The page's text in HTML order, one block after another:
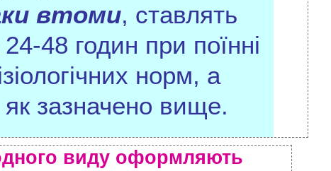
втоми, ставлять
24-48 годин при поїнні
норм, а
зазначено вище.
виду оформляють